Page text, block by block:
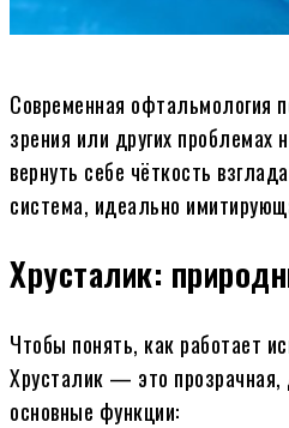
Современная офтальмология
зрения или других проблемах
вернуть себе чёткость
система, идеально
Хрусталик:
Чтобы понять, как работает
Хрусталик — это прозрачная,
основные функции: